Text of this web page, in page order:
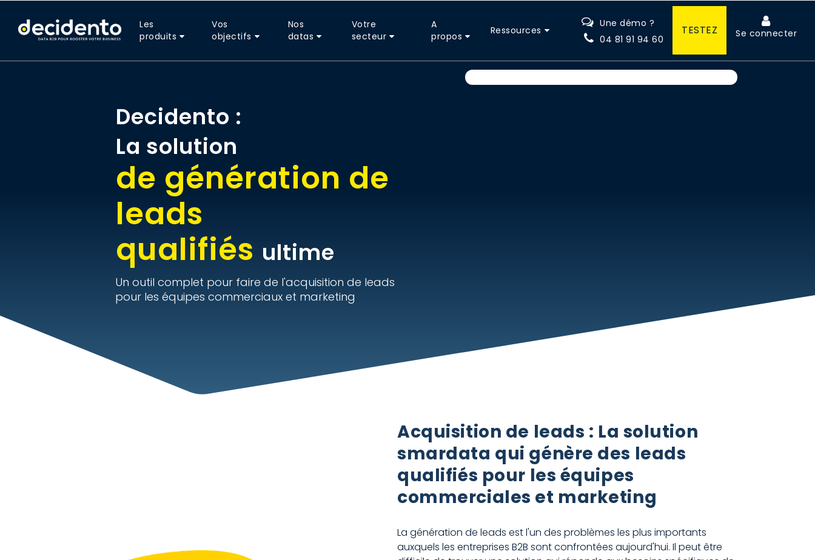
Les
produits
Vos
objectifs
Nos
datas
Votre
secteur
A
propos
Ressources
Une démo ?
04 81 91 94 60
TESTEZ Se connecter
Decidento :
La solution
de génération de
leads
qualifiés ultime
Un outil complet pour faire de l'acquisition de leads
pour les équipes commerciaux et marketing
Acquisition de leads : La solution
smardata qui génère des leads
qualifiés pour les équipes
commerciales et marketing
La génération de leads est l'un des problèmes les plus importants
auxquels les entreprises B2B sont confrontées aujourd'hui. Il peut être